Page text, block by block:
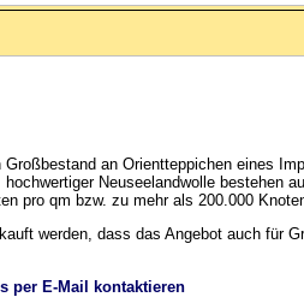
an Orientteppichen eines
Neuseelandwolle bestehen
pro qm bzw. zu mehr als 200.000
werden, dass das Angebot auch für
per E-Mail kontaktieren